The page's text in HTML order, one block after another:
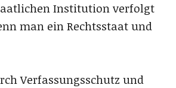
Institution verfolgt
man ein Rechtsstaat und
Verfassungsschutz und